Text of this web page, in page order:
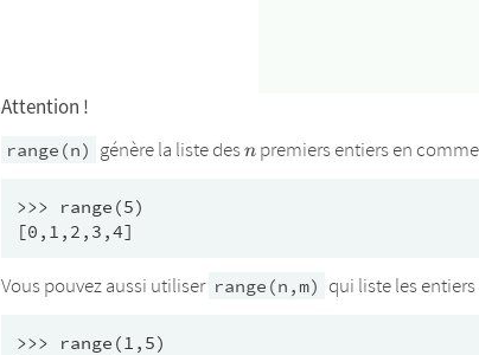
Attention !
range(n) génère la liste desn
n premiers entiers en
>>> range(5)
Vous pouvez aussi utiliser range(n,m) qui liste les
>>> range(1,5)